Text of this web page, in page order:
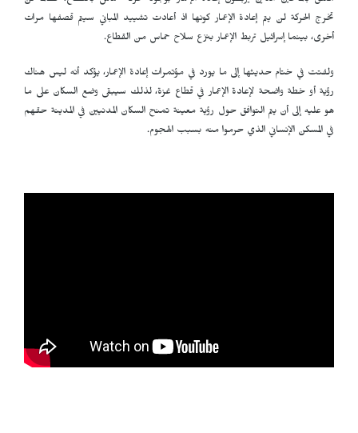
تخرج الحركة لن يتم إعادة الإعمار كونها اذ أعادت تشييد المباني سيتم قصفها مرات
أخرى، بينما إسرائيل تربط الإعمار بنزع سلاح حماس من القطاع.
ولفتت في ختام حديثها إلى ما يورد في مؤتمرات إعادة الإعمار، يؤكد أنه ليس هناك
رؤية أو خطة واضحة لإعادة الإعمار في قطاع غزة، لذلك سيبقى وضع السكان على ما
هو عليه إلى أن يتم التوافق حول رؤية معينة تمنح السكان المدنيين في المدينة حقهم
في المسكن الإنساني الذي حرموا منه بسبب الهجوم.